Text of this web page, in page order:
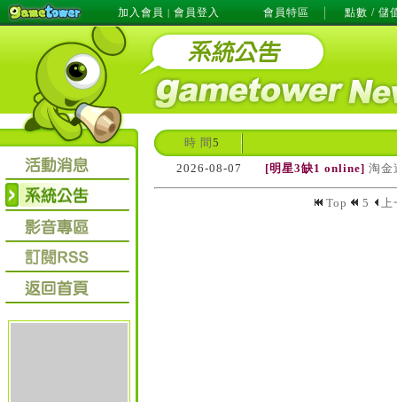
加入會員 | 會員登入 會員特區 點數 / 儲
時 間 5
2026-08-07
[明星3缺1 online] 淘金
Top 5 上